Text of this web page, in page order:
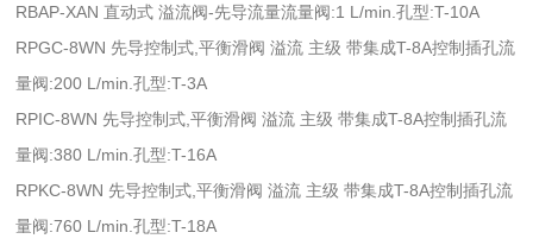
RBAP-XAN 直动式 溢流阀-先导流量流量阀:1 L/min.孔型:T-10A
RPGC-8WN 先导控制式,平衡滑阀 溢流 主级 带集成T-8A控制插孔流
量阀:200 L/min.孔型:T-3A
RPIC-8WN 先导控制式,平衡滑阀 溢流 主级 带集成T-8A控制插孔流
量阀:380 L/min.孔型:T-16A
RPKC-8WN 先导控制式,平衡滑阀 溢流 主级 带集成T-8A控制插孔流
量阀:760 L/min.孔型:T-18A